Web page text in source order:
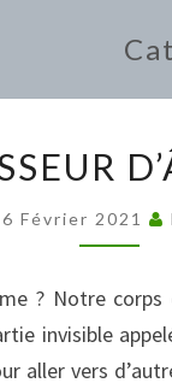
Février 2021
? Notre
invisible
aller vers